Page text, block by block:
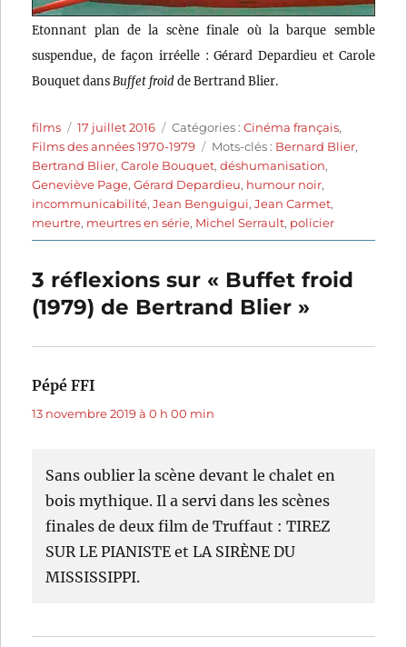
Etonnant plan de la scène finale où la barque semble
suspendue, de façon irréelle : Gérard Depardieu et Carole
Bouquet dansBuffet froidde Bertrand Blier.
Auteur
films
Publié
le
17 juillet 2016 Catégories
Catégories :Cinéma français,
Films des années 1970-1979
Étiquettes
Mots-clés : Bernard Blier,
Bertrand Blier,Carole Bouquet,déshumanisation,
Geneviève Page,Gérard Depardieu, humour noir,
incommunicabilité,Jean Benguigui,Jean Carmet,
meurtre, meurtres en série, Michel Serrault, policier
3 réflexions sur « Buffet froid
(1979) de Bertrand Blier »
Pépé FFI
13 novembre 2019 à 0 h 00 min
Sans oublier la scène devant le chalet en
bois mythique. Il a servi dans les scènes
finales de deux film de Truffaut : TIREZ
SUR LE PIANISTE et LA SIRÈNE DU
MISSISSIPPI.